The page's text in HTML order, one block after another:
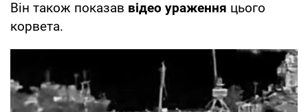
Він також показав відео ураження цього
корвета.